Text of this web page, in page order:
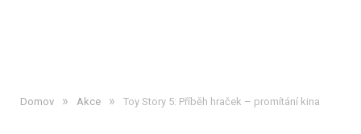
Domov » Akce » Toy Story 5: Příběh hraček – promítání kina